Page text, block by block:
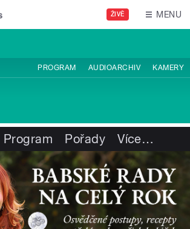
ŽIVĚ MENU
PROGRAM AUDIOARCHIV KAMERY
Program Pořady Více…